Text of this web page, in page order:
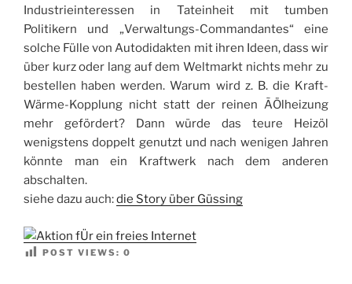
Industrieinteressen in Tateinheit mit tumben
Politikern und „Verwaltungs-Commandantes“ eine
solche Fülle von Autodidakten mit ihren Ideen, dass wir
über kurz oder lang auf dem Weltmarkt nichts mehr zu
bestellen haben werden. Warum wird z. B. die Kraft-
Wärme-Kopplung nicht statt der reinen ÃÖlheizung
mehr gefördert? Dann würde das teure Heizöl
wenigstens doppelt genutzt und nach wenigen Jahren
könnte man ein Kraftwerk nach dem anderen
abschalten.
siehe dazu auch:die Story über Güssing
POST VIEWS: 0